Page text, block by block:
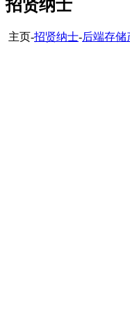
招贤纳士
主页-招贤纳士-后端存储